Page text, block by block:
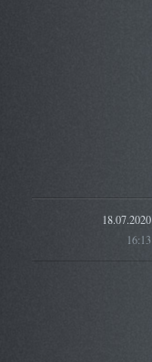
18.07.2020
16:13